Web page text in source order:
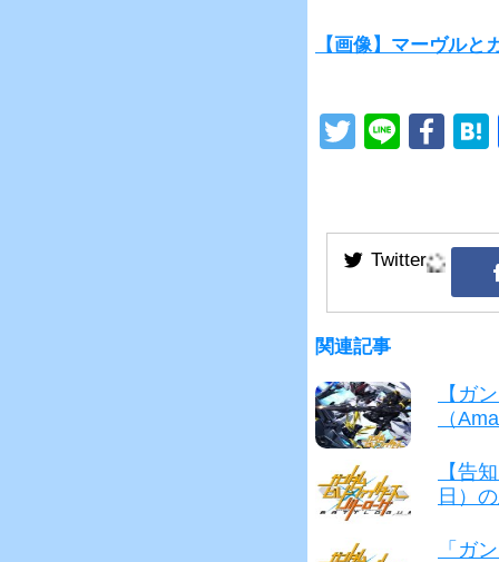
【画像】マーヴル
T
er
Li
F
e
b
o
k
関連記事
【ガ
（
【告
日）
「ガ